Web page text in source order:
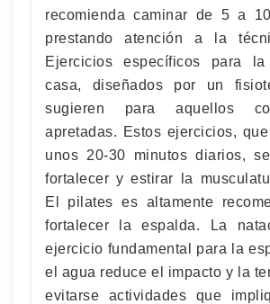
recomienda caminar de 5 a
prestando atención a la
Ejercicios específicos para
casa, diseñados por un
sugieren para aquellos
apretadas. Estos ejercicios,
unos 20-30 minutos diarios,
fortalecer y estirar la
El pilates es altamente
fortalecer la espalda. La
ejercicio fundamental para la
el agua reduce el impacto y la
evitarse actividades que